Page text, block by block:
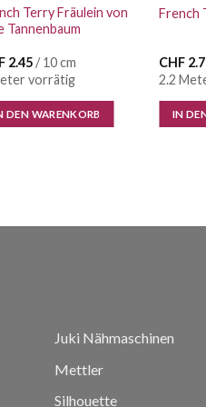
Terry Fräulein von
Tannenbaum
2.45/ 10 cm
vorrätig
DEN WARENKORB
French
CHF
2.2
IN
Juki Nähmaschinen
Mettler
Silhouette